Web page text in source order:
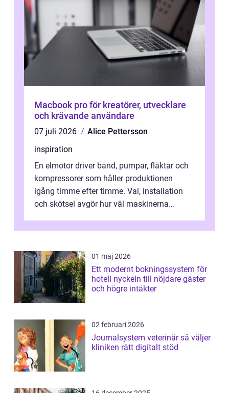
Macbook pro för kreatörer, utvecklare
och krävande användare
07 juli 2026
Alice Pettersson
inspiration
En elmotor driver band, pumpar, fläktar och
kompressorer som håller produktionen
igång timme efter timme. Val, installation
och skötsel avgör hur väl maskinerna
01 maj 2026
Ett modernt bokningssystem för
hotell nyckeln till nöjdare gäster
och högre intäkter
02 februari 2026
Journalsystem veterinär så väljer
kliniken rätt digitalt stöd